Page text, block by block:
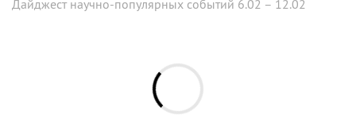
Дайджест научно-популярных событий 6.02 – 12.02